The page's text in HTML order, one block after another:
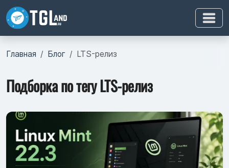
Главная Блог LTS-релиз
Подборка по тегу LTS-релиз